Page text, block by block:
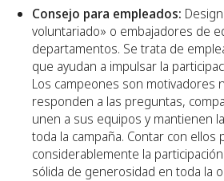
Consejo para empleados:
voluntariado» o embajadores de
departamentos. Se trata de
que ayudan a impulsar la
Los campeones son motivadores
responden a las preguntas,
unen a sus equipos y mantienen
toda la campaña. Contar con ellos
considerablemente la
sólida de generosidad en toda la